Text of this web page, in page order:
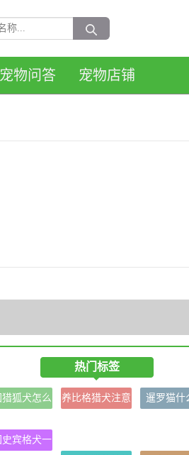
宠物问答 宠物店铺
热门标签
猎狐犬怎么
养比格猎犬注意
暹罗猫什
史宾格犬一